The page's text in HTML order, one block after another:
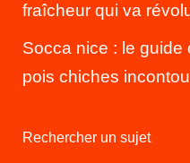
fraîcheur qui va
Socca nice : le guide
pois chiches
Rechercher un sujet